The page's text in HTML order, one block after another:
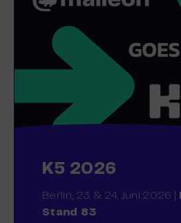
K5 2026
Berlin, 23. & 24. Juni 2026 |
Stand 83